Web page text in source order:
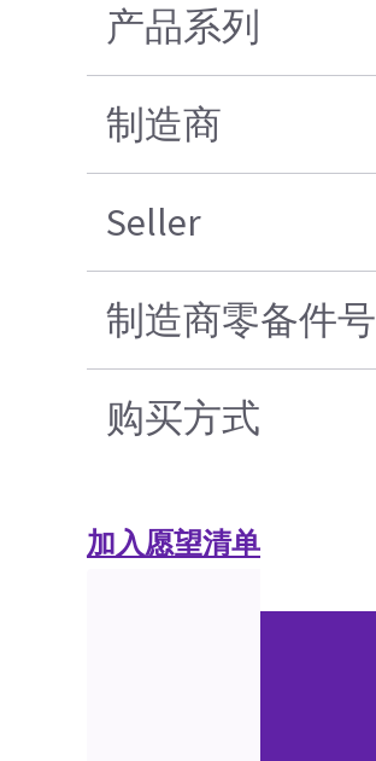
产品系列
制造商
Seller
制造商零备件号
购买方式
加入愿望清单